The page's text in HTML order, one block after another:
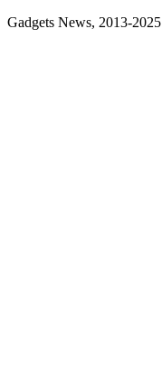
Gadgets News, 2013-2025